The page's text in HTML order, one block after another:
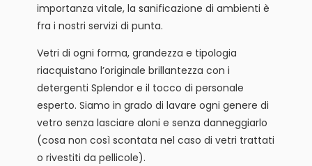
importanza vitale, la sanificazione di ambienti è
fra i nostri servizi di punta.
Vetri di ogni forma, grandezza e tipologia
riacquistano l’originale brillantezza con i
detergenti Splendor e il tocco di personale
esperto. Siamo in grado di lavare ogni genere di
vetro senza lasciare aloni e senza danneggiarlo
(cosa non così scontata nel caso di vetri trattati
o rivestiti da pellicole).